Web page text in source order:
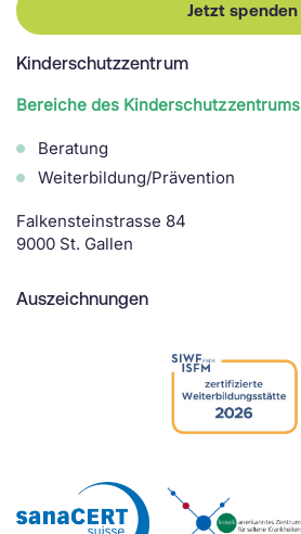
Jetzt spenden
Kinderschutzzentrum
Bereiche des Kinderschutzzentrums
Beratung
Weiterbildung/Prävention
Falkensteinstrasse 84
9000 St. Gallen
Auszeichnungen